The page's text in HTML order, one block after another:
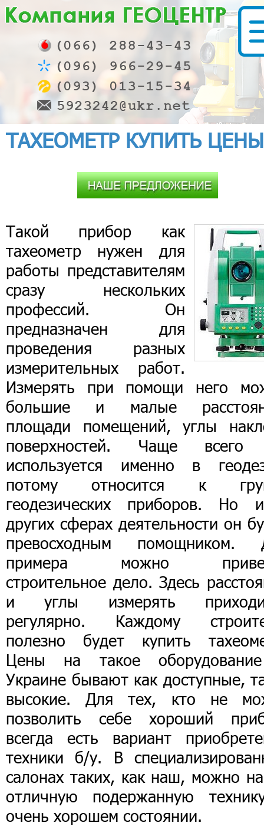
ТАХЕОМЕТР КУПИТЬ ЦЕНЫ
Такой прибор как
тахеометр нужен для
работы представителям
сразу нескольких
профессий. Он
предназначен для
проведения разных
измерительных работ.
Измерять при помощи него
большие и малые
площади помещений, углы
поверхностей. Чаще
используется именно в
потому относится к
геодезических приборов. Но
других сферах деятельности он
превосходным помощником.
примера можно
строительное дело. Здесь
и углы измерять
регулярно. Каждому
полезно будет купить
Цены на такое
Украине бывают как доступные,
высокие. Для тех, кто не
позволить себе хороший
всегда есть вариант
техники б/у. В
салонах таких, как наш, можно
отличную подержанную
очень хорошем состоянии.